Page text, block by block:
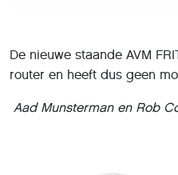
De nieuwe staande AVM
router en heeft dus geen
Aad Munsterman en Rob